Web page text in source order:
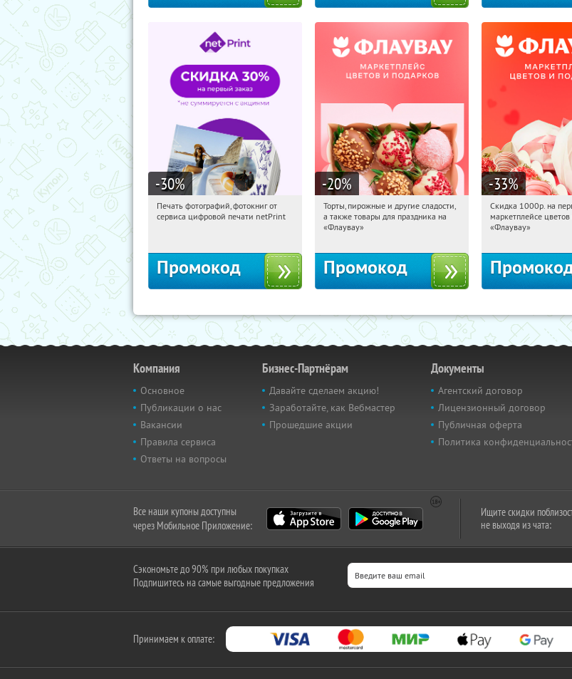
-30%
04:16:03 Получили:
Печать фотографий, фотокниг от
сервиса цифровой печати netPrint
Промокод
-20%
04:16:03 Получили:
Россия
Торты, пирожные и другие сладости,
а также товары для праздника на
«Флаувау»
Промокод
-33%
04:16:03
Россия
Скидка 1000р. на
маркетплейсе
«Флаувау»
Компания
Основное
Публикации о нас
Вакансии
Правила сервиса
Ответы на вопросы
Бизнес-Партнёрам
Давайте сделаем акцию!
Заработайте, как Вебмастер
Прошедшие акции
Документы
Агентский договор
Лицензионный договор
Публичная оферта
Политика
Все наши купоны доступны
через Мобильное Приложение:
Ищите скидки
не выходя из чата:
Сэкономьте до 90% при любых покупках
Подпишитесь на самые выгодные предложения
Принимаем к оплате: